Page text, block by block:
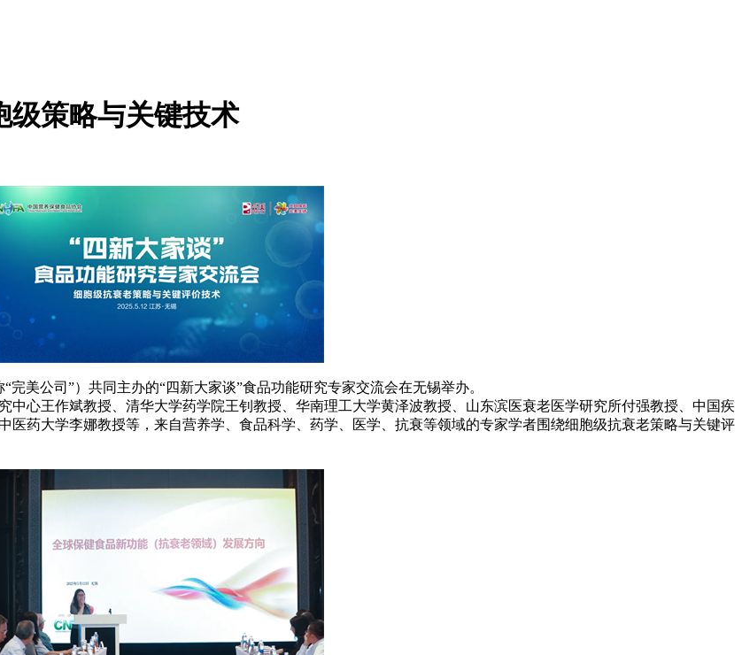
级策略与关键技术
公司”）共同主办的“四新大家谈”食品功能研究专家交流会在无锡举办。
心王作斌教授、清华大学药学院王钊教授、华南理工大学黄泽波教授、山东滨医衰老医学研究所付强教授、中国疾
药大学李娜教授等，来自营养学、食品科学、药学、医学、抗衰等领域的专家学者围绕细胞级抗衰老策略与关键评